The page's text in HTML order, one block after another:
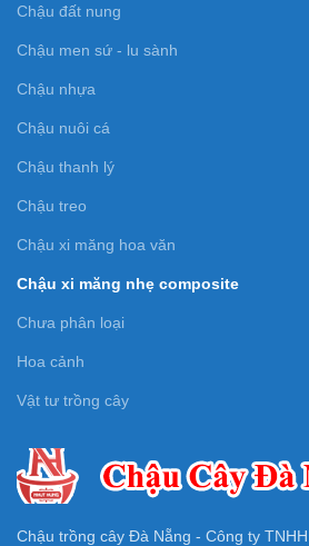
Chậu đất nung
Chậu men sứ - lu sành
Chậu nhựa
Chậu nuôi cá
Chậu thanh lý
Chậu treo
Chậu xi măng hoa văn
Chậu xi măng nhẹ composite
Chưa phân loại
Hoa cảnh
Vật tư trồng cây
Chậu trồng cây Đà Nẵng - Công ty